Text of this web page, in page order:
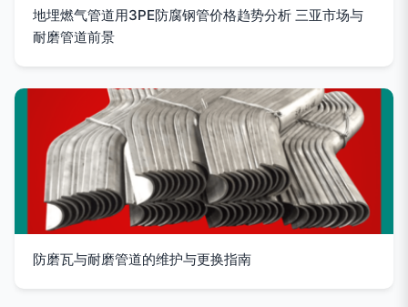
地埋燃气管道用3PE防腐钢管价格趋势分析 三亚市场与
耐磨管道前景
防磨瓦与耐磨管道的维护与更换指南